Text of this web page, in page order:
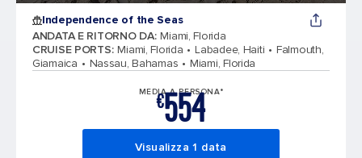
Independence of the Seas
ANDATA E RITORNO DA: Miami, Florida
CRUISE PORTS: Miami, Florida Labadee, Haiti
Falmouth,
Giamaica
Nassau, Bahamas Miami, Florida
MEDIA A PERSONA*
€554
Visualizza 1 data